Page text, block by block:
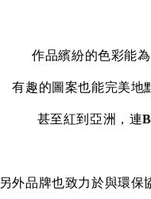
作品繽紛的色彩能
有趣的圖案也能完美地
甚至紅到亞洲，連
另外品牌也致力於與環保